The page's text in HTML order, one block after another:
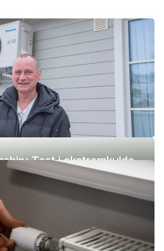
Test i ekstremkulde